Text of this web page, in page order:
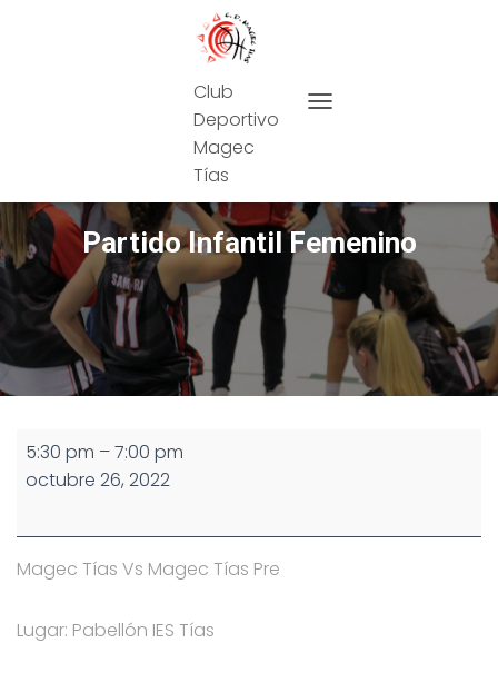
Club
Deportivo
Magec
Tías
Partido Infantil Femenino
Partido
Infantil
5:30 pm –7:00 pm
octubre 26, 2022
Magec Tías Vs Magec Tías Pre
Lugar: Pabellón IES Tías